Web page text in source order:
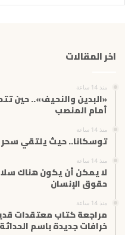
ر
ر
ن
اخر المقالات
منذ 14 ساعة
«البدين والنحيف».. حين
أمام المنصب
منذ 14 ساعة
توسكانا.. حيث يلتقي سحر
منذ 14 ساعة
لا يمكن أن يكون هناك
حقوق الإنسان
منذ 14 ساعة
مراجعة كتاب معتقدات
خرافات جديدة باسم